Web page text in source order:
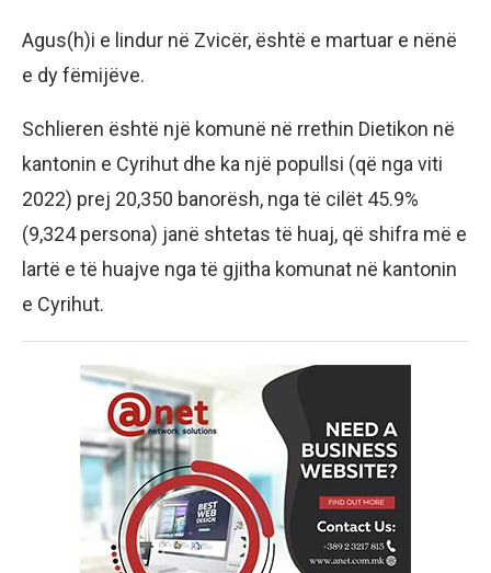
Agus(h)i e lindur në Zvicër, është e martuar e nënë
e dy fëmijëve.
Schlieren është një komunë në rrethin Dietikon në
kantonin e Cyrihut dhe ka një popullsi (që nga viti
2022) prej 20,350 banorësh, nga të cilët 45.9%
(9,324 persona) janë shtetas të huaj, që shifra më e
lartë e të huajve nga të gjitha komunat në kantonin
e Cyrihut.